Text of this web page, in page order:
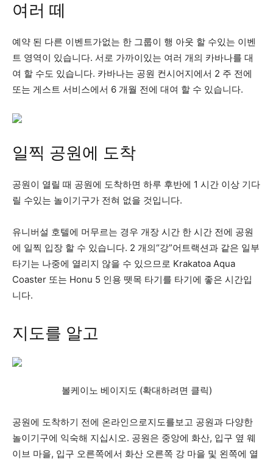
여러 떼
예약 된 다른 이벤트가없는 한 그룹이 행 아웃 할 수있는 이벤
트 영역이 있습니다. 서로 가까이있는 여러 개의 카바나를 대
여 할 수도 있습니다. 카바나는 공원 컨시어지에서 2 주 전에
또는 게스트 서비스에서 6 개월 전에 대여 할 수 있습니다.
일찍 공원에 도착
공원이 열릴 때 공원에 도착하면 하루 후반에 1 시간 이상 기다
릴 수있는 놀이기구가 전혀 없을 것입니다.
유니버설 호텔에 머무르는 경우 개장 시간 한 시간 전에 공원
에 일찍 입장 할 수 있습니다. 2 개의“강”어트랙션과 같은 일부
타기는 나중에 열리지 않을 수 있으므로 Krakatoa Aqua
Coaster 또는 Honu 5 인용 뗏목 타기를 타기에 좋은 시간입
니다.
지도를 알고
볼케이노 베이지도 (확대하려면 클릭)
공원에 도착하기 전에 온라인으로지도를보고 공원과 다양한
놀이기구에 익숙해 지십시오. 공원은 중앙에 화산, 입구 옆 웨
이브 마을, 입구 오른쪽에서 화산 오른쪽 강 마을 및 왼쪽에 열